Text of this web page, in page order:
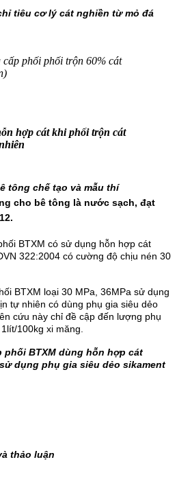
tiêu cơ lý cát nghiền từ mỏ đá
phối phối trộn 60% cát
ỗn hợp cát khi phối trộn cát
tông chế tạo và mẫu thí
cho bê tông là nước sạch, đạt
BTXM có sử dụng hỗn hợp cát
322:2004 có cường độ chịu nén 30
BTXM loại 30 MPa, 36MPa sử dụng
tự nhiên có dùng phụ gia siêu dẻo
cứu này chỉ đề cập đến lượng phụ
100kg xi măng.
phối BTXM dùng hỗn hợp cát
dụng phụ gia siêu dẻo sikament
thảo luận